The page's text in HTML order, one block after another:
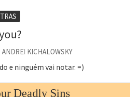
segredo do sucesso
o “direito à tristeza”
ANDREI KICHALOWSKY
e ninguém vai notar. =)
Deadly Sins